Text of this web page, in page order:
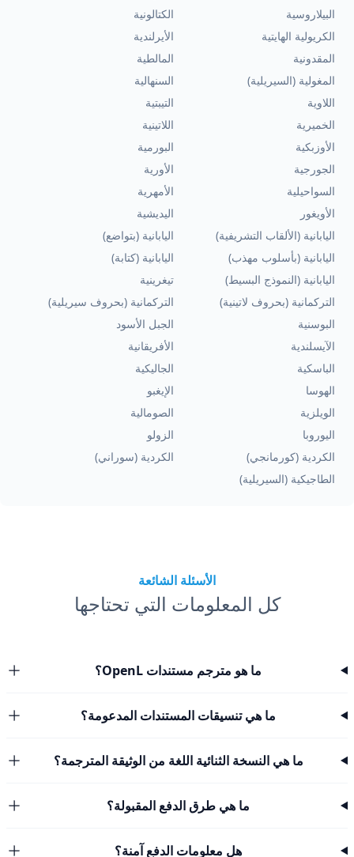
البيلاروسية
الكتالونية
الكريولية الهايتية
الأيرلندية
المقدونية
المالطية
المغولية (السيريلية)
السنهالية
اللاوية
التيبتية
الخميرية
اللاتينية
الأوزبكية
البورمية
الجورجية
الأورية
السواحيلية
الأمهرية
الأويغور
اليديشية
اليابانية (الألقاب التشريفية)
اليابانية (بتواضع)
اليابانية (بأسلوب مهذب)
اليابانية (كتابة)
اليابانية (النموذج البسيط)
تيغرينية
التركمانية (بحروف لاتينية)
التركمانية (بحروف سيريلية)
البوسنية
الجبل الأسود
الآيسلندية
الأفريقانية
الباسكية
الجاليكية
الهوسا
الإيغبو
الويلزية
الصومالية
اليوروبا
الزولو
الكردية (كورمانجي)
الكردية (سوراني)
الطاجيكية (السيريلية)
الأسئلة الشائعة
كل المعلومات التي تحتاجها
ما هو مترجم مستندات OpenL؟
ما هي تنسيقات المستندات المدعومة؟
ما هي النسخة الثنائية اللغة من الوثيقة المترجمة؟
ما هي طرق الدفع المقبولة؟
هل معلومات الدفع آمنة؟